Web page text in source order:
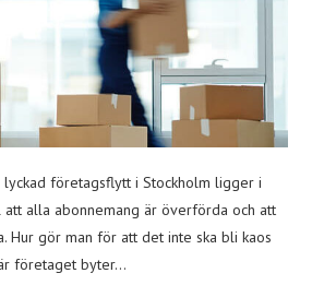
företagsflytt i Stockholm ligger i
alla abonnemang är överförda och att
Hur gör man för att det inte ska bli kaos
företaget byter…